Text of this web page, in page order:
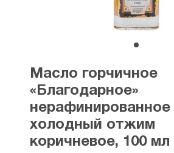
Масло горчичное
«Благодарное»
нерафинированное
холодный отжим
коричневое, 100 мл